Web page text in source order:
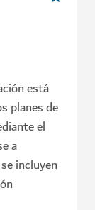
está
planes de
el
a
incluyen